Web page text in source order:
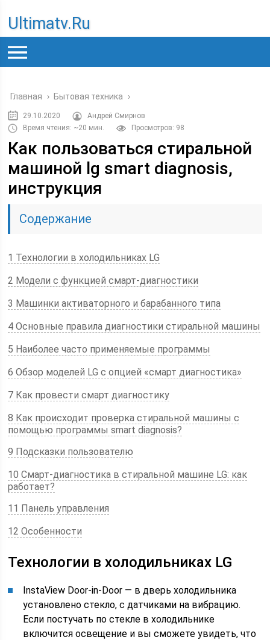
Ultimatv.ru
Главная › Бытовая техника ›
29.10.2020
Андрей Смирнов
Время чтения: ~20 мин.
Просмотров: 98
Как пользоваться стиральной
машиной lg smart diagnosis,
инструкция
Содержание
1 Технологии в холодильниках LG
2 Модели с функцией смарт-диагностики
3 Машинки активаторного и барабанного типа
4 Основные правила диагностики стиральной машины
5 Наиболее часто применяемые программы
6 Обзор моделей LG с опцией «смарт диагностика»
7 Как провести смарт диагностику
8 Как происходит проверка стиральной машины с
помощью программы smart diagnosis?
9 Подсказки пользователю
10 Смарт-диагностика в стиральной машине LG: как
работает?
11 Панель управления
12 Особенности
Технологии в холодильниках LG
InstaView Door-in-Door — в дверь холодильника
установлено стекло, с датчиками на вибрацию.
Если постучать по стеклe в холодильнике
включится освещение и вы сможете увидеть, что